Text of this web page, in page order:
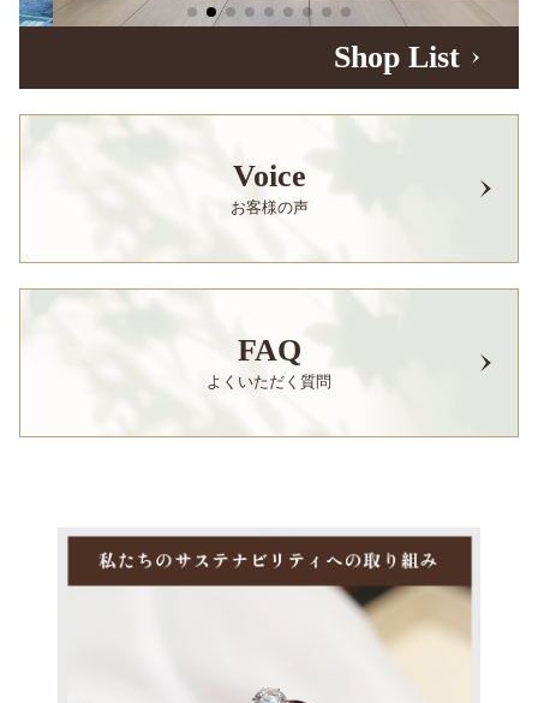
Shop List
Voice
お客様の声
FAQ
よくいただく質問